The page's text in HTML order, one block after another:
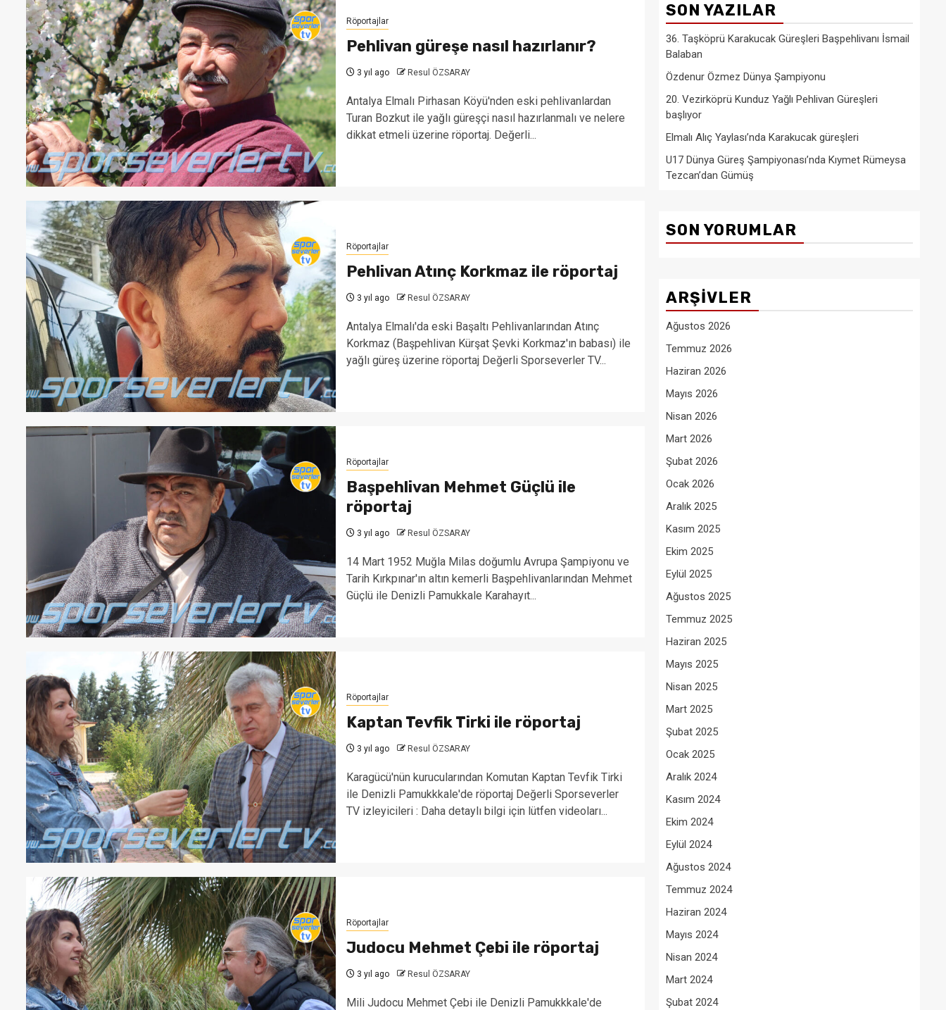
Röportajlar
Pehlivan güreşe nasıl hazırlanır?
3 yıl ago Resul ÖZSARAY
Antalya Elmalı Pirhasan Köyü'nden eski pehlivanlardan
Turan Bozkut ile yağlı güreşçi nasıl hazırlanmalı ve nelere
dikkat etmeli üzerine röportaj. Değerli...
Röportajlar
Pehlivan Atınç Korkmaz ile röportaj
3 yıl ago Resul ÖZSARAY
Antalya Elmalı'da eski Başaltı Pehlivanlarından Atınç
Korkmaz (Başpehlivan Kürşat Şevki Korkmaz'ın babası) ile
yağlı güreş üzerine röportaj Değerli Sporseverler TV...
Röportajlar
Başpehlivan Mehmet Güçlü ile
röportaj
3 yıl ago Resul ÖZSARAY
14 Mart 1952 Muğla Milas doğumlu Avrupa Şampiyonu ve
Tarih Kırkpınar'ın altın kemerli Başpehlivanlarından Mehmet
Güçlü ile Denizli Pamukkale Karahayıt...
Röportajlar
Kaptan Tevfik Tirki ile röportaj
3 yıl ago Resul ÖZSARAY
Karagücü'nün kurucularından Komutan Kaptan Tevfik Tirki
ile Denizli Pamukkkale'de röportaj Değerli Sporseverler
TV izleyicileri : Daha detaylı bilgi için lütfen videoları...
Röportajlar
Judocu Mehmet Çebi ile röportaj
3 yıl ago Resul ÖZSARAY
Mili Judocu Mehmet Çebi ile Denizli Pamukkkale'de
SON YAZILAR
36. Taşköprü Karakucak Güreşleri Başpehlivanı İsmail
Balaban
Özdenur Özmez Dünya Şampiyonu
20. Vezirköprü Kunduz Yağlı Pehlivan Güreşleri
başlıyor
Elmalı Alıç Yaylası’nda Karakucak güreşleri
U17 Dünya Güreş Şampiyonası’nda Kıymet Rümeysa
Tezcan’dan Gümüş
SON YORUMLAR
ARŞIVLER
Ağustos 2026
Temmuz 2026
Haziran 2026
Mayıs 2026
Nisan 2026
Mart 2026
Şubat 2026
Ocak 2026
Aralık 2025
Kasım 2025
Ekim 2025
Eylül 2025
Ağustos 2025
Temmuz 2025
Haziran 2025
Mayıs 2025
Nisan 2025
Mart 2025
Şubat 2025
Ocak 2025
Aralık 2024
Kasım 2024
Ekim 2024
Eylül 2024
Ağustos 2024
Temmuz 2024
Haziran 2024
Mayıs 2024
Nisan 2024
Mart 2024
Şubat 2024